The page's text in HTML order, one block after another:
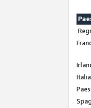
Italia